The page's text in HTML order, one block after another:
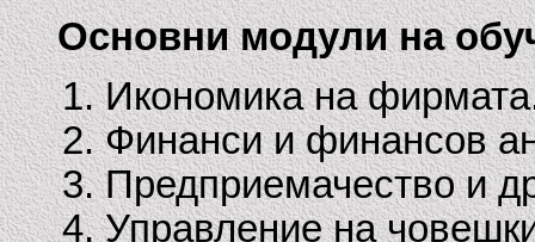
Основни модули на
Икономика на
Финанси и финансов
Предприемачество и
Управление на